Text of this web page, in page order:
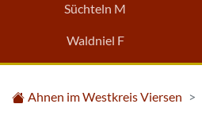
Süchteln M
Waldniel F
Ahnen im Westkreis Viersen